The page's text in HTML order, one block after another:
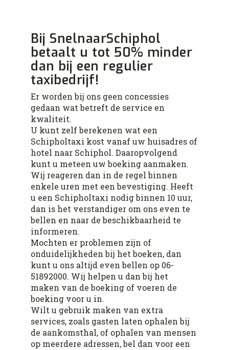
Bij SnelnaarSchiphol
betaalt u tot 50% minder
dan bij een regulier
taxibedrijf!
Er worden bij ons geen concessies
gedaan wat betreft de service en
kwaliteit.
U kunt zelf berekenen wat een
Schipholtaxi kost vanaf uw huisadres of
hotel naar Schiphol. Daaropvolgend
kunt u meteen uw boeking aanmaken.
Wij reageren dan in de regel binnen
enkele uren met een bevestiging. Heeft
u een Schipholtaxi nodig binnen 10 uur,
dan is het verstandiger om ons even te
bellen en naar de beschikbaarheid te
informeren.
Mochten er problemen zijn of
onduidelijkheden bij het boeken, dan
kunt u ons altijd even bellen op 06-
51892000. Wij helpen u dan bij het
maken van de boeking of voeren de
boeking voor u in.
Wilt u gebruik maken van extra
services, zoals gasten laten ophalen bij
de aankomsthal, of ophalen van mensen
op meerdere adressen, bel dan voor een